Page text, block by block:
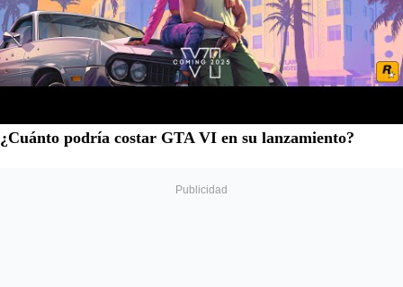
¿Cuánto podría costar GTA VI en su lanzamiento?